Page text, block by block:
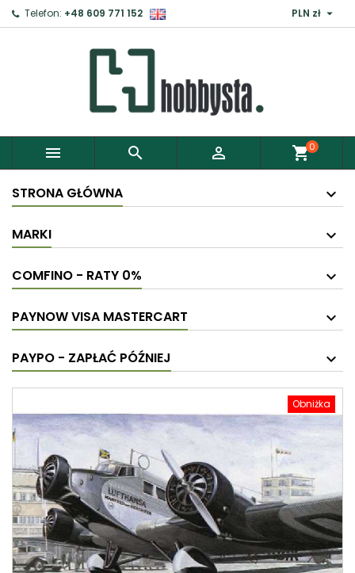
Telefon: +48 609 771 152 PLN zł 
   shopping_cart0
STRONA GŁÓWNA
MARKI
COMFINO - RATY 0%
PAYNOW VISA MASTERCART
PAYPO - ZAPŁAĆ PÓŹNIEJ
Obniżka